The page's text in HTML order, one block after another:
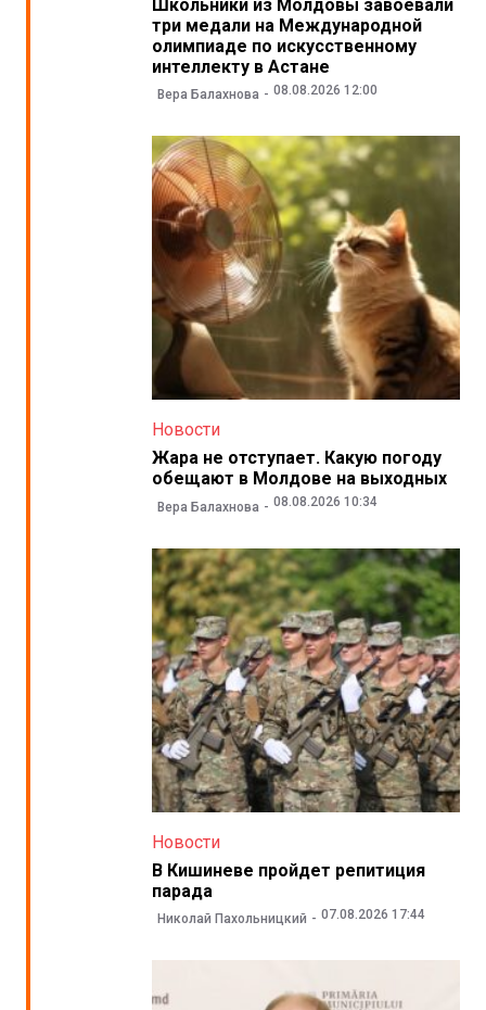
Школьники из Молдовы завоевали
три медали на Международной
олимпиаде по искусственному
интеллекту в Астане
Вера Балахнова 08.08.2026 12:00
Новости
Жара не отступает. Какую погоду
обещают в Молдове на выходных
Вера Балахнова 08.08.2026 10:34
Новости
В Кишиневе пройдет репитиция
парада
Николай Пахольницкий 07.08.2026 17:44